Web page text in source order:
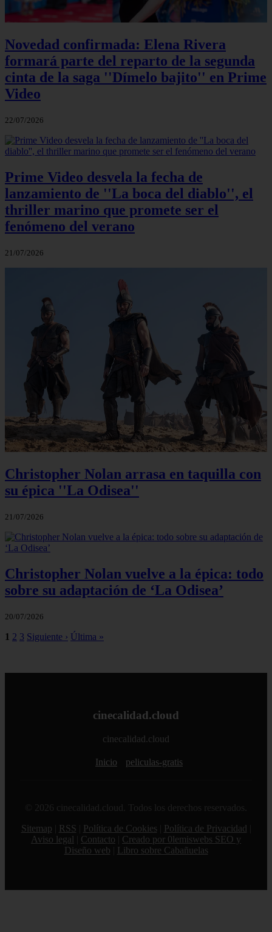
Novedad confirmada: Elena Rivera
formará parte del reparto de la segunda
cinta de la saga ''Dímelo bajito'' en Prime
Video
22/07/2026
Prime Video desvela la fecha de
lanzamiento de ''La boca del diablo'', el
thriller marino que promete ser el
fenómeno del verano
21/07/2026
Christopher Nolan arrasa en taquilla con
su épica ''La Odisea''
21/07/2026
Christopher Nolan vuelve a la épica: todo
sobre su adaptación de ‘La Odisea’
20/07/2026
1 2 3 Siguiente › Última »
cinecalidad.cloud
cinecalidad.cloud
Inicio peliculas-gratis
© 2026 cinecalidad.cloud. Todos los derechos reservados.
Sitemap
RSS Política de Cookies Política de Privacidad
Aviso legal
Contacto
Creado por 0lemiswebs SEO y
Diseño web
Libro sobre Cabañuelas